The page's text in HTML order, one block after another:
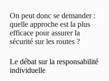
On peut donc se demander :
quelle approche est la plus
efficace pour assurer la
sécurité sur les routes ?
Le débat sur la responsabilité
individuelle